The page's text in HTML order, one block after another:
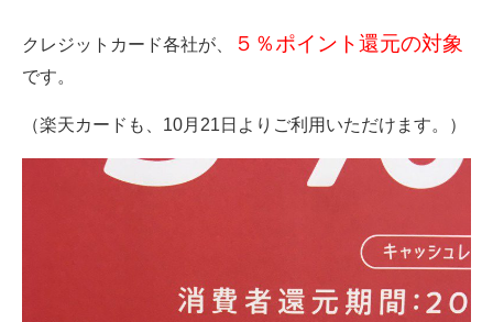
クレジットカード各社が、 ５％ポイント還元の対象
です。
（楽天カードも、10月21日よりご利用いただけます。）